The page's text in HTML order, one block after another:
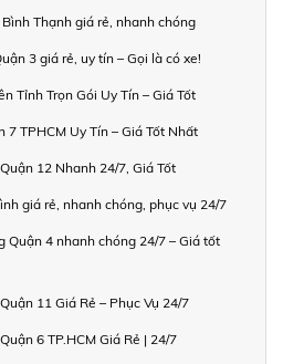
Thạnh giá rẻ, nhanh chóng
3 giá rẻ, uy tín – Gọi là có xe!
Tỉnh Trọn Gói Uy Tín – Giá Tốt
7 TPHCM Uy Tín – Giá Tốt Nhất
12 Nhanh 24/7, Giá Tốt
giá rẻ, nhanh chóng, phục vụ 24/7
Quận 4 nhanh chóng 24/7 – Giá tốt
11 Giá Rẻ – Phục Vụ 24/7
6 TP.HCM Giá Rẻ | 24/7